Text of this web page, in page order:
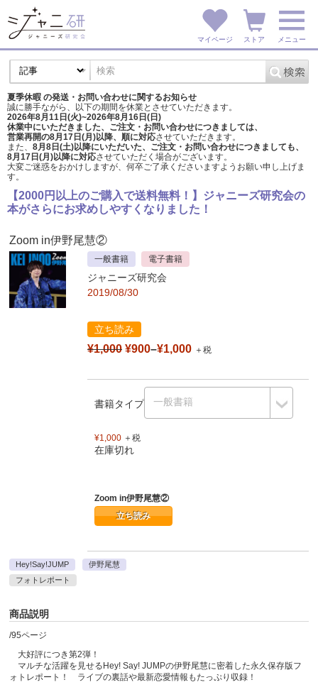
マイページ ストア メニュー
夏季休暇 の発送・お問い合わせに関するお知らせ
誠に勝手ながら、以下の期間を休業とさせていただきます。
2026年8月11日(火)~2026年8月16日(日)
休業中にいただきました、ご注文・お問い合わせにつきましては、
営業再開の8月17日(月)以降、順に対応させていただきます。
また、 8月8日(土)以降にいただいた、ご注文・ お問い合わせにつきましても、
8月17日(月)以降に対応させていただく場合がございます。
大変ご迷惑をおかけしますが、 何卒ご了承くださいますようお願い申し上げま
す。
【2000円以上のご購入で送料無料！】ジャニーズ研究会の
本がさらにお求めしやすくなりました！
Zoom in伊野尾慧②
一般書籍 電子書籍
ジャニーズ研究会
2019/08/30
立ち読み
¥1,000 ¥900–¥1,000 ＋税
書籍タイプ
¥1,000 ＋税
在庫切れ
Zoom in伊野尾慧②
立ち読み
Hey!Say!JUMP
伊野尾慧
フォトレポート
商品説明
/95ページ
大好評につき第2弾！
マルチな活躍を見せるHey! Say! JUMPの伊野尾慧に密着した永久保存版フ
ォトレポート！ ライブの裏話や最新恋愛情報もたっぷり収録！